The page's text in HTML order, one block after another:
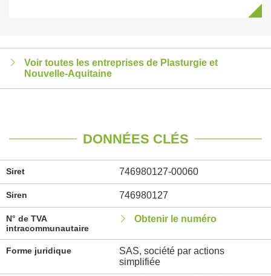
Voir toutes les entreprises de Plasturgie et
Nouvelle-Aquitaine
DONNÉES CLÉS
Siret 746980127-00060
Siren 746980127
N° de TVA
intracommunautaire
Obtenir le numéro
Forme juridique
SAS, société par actions
simplifiée